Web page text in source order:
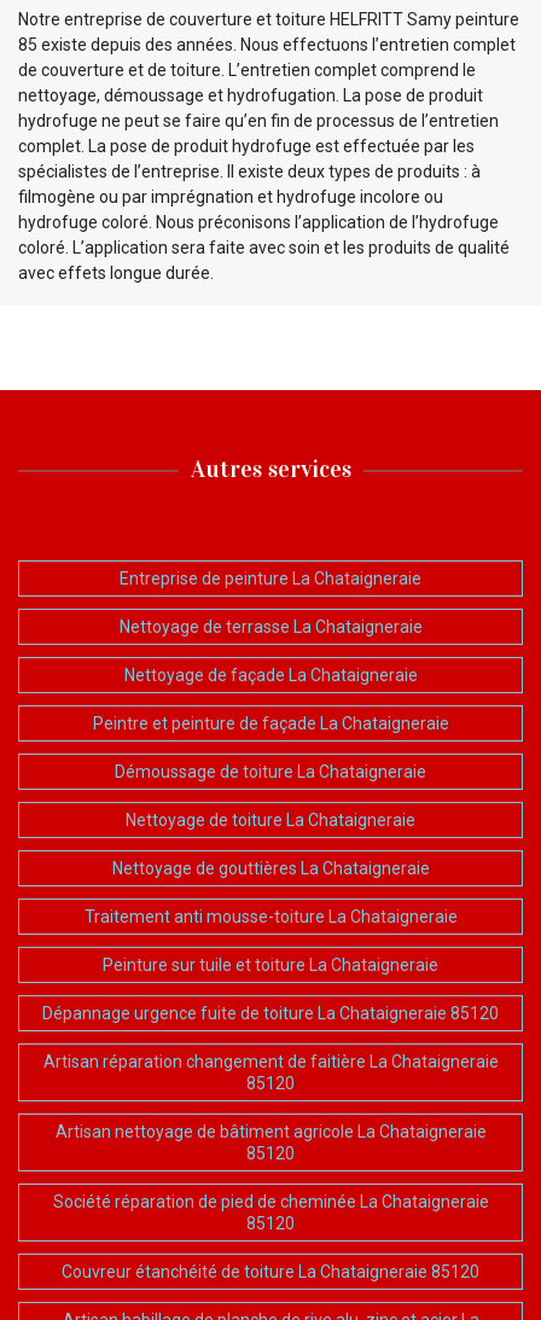
Notre entreprise de couverture et toiture HELFRITT Samy peinture
85 existe depuis des années. Nous effectuons l’entretien complet
de couverture et de toiture. L’entretien complet comprend le
nettoyage, démoussage et hydrofugation. La pose de produit
hydrofuge ne peut se faire qu’en fin de processus de l’entretien
complet. La pose de produit hydrofuge est effectuée par les
spécialistes de l’entreprise. Il existe deux types de produits : à
filmogène ou par imprégnation et hydrofuge incolore ou
hydrofuge coloré. Nous préconisons l’application de l’hydrofuge
coloré. L’application sera faite avec soin et les produits de qualité
avec effets longue durée.
Autres services
Entreprise de peinture La Chataigneraie
Nettoyage de terrasse La Chataigneraie
Nettoyage de façade La Chataigneraie
Peintre et peinture de façade La Chataigneraie
Démoussage de toiture La Chataigneraie
Nettoyage de toiture La Chataigneraie
Nettoyage de gouttières La Chataigneraie
Traitement anti mousse-toiture La Chataigneraie
Peinture sur tuile et toiture La Chataigneraie
Dépannage urgence fuite de toiture La Chataigneraie 85120
Artisan réparation changement de faitière La Chataigneraie
85120
Artisan nettoyage de bâtiment agricole La Chataigneraie
85120
Société réparation de pied de cheminée La Chataigneraie
85120
Couvreur étanchéité de toiture La Chataigneraie 85120